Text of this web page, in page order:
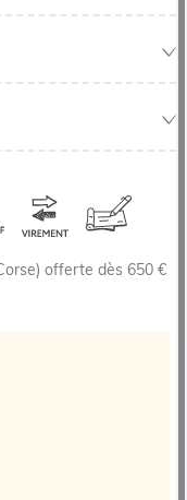
offerte dès 650 €